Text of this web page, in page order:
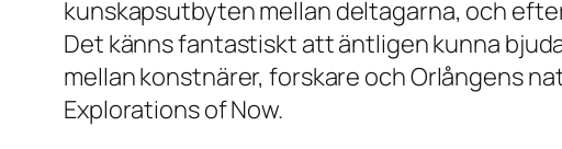
kunskapsutbyten mellan deltagarna, och
Det känns fantastiskt att äntligen kunna
mellan konstnärer, forskare och Orlångens
Explorations of Now.